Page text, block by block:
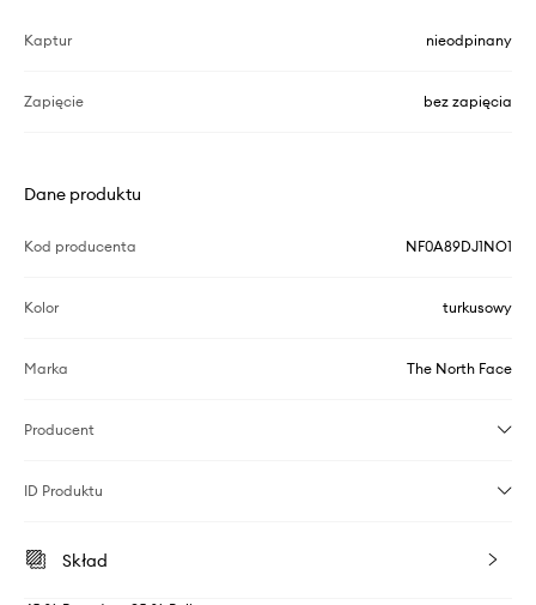
Kaptur nieodpinany
Zapięcie bez zapięcia
Dane produktu
Kod producenta NF0A89DJ1NO1
Kolor turkusowy
Marka The North Face
Producent
ID Produktu
Skład